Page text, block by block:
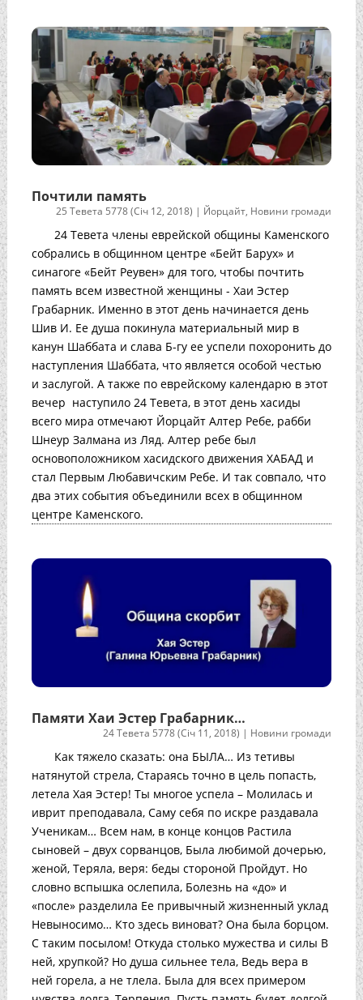
Почтили память
25 Тевета 5778 (Січ 12, 2018) | Йорцайт, Новини громади
24 Тевета члены еврейской общины Каменского
собрались в общинном центре «Бейт Барух» и
синагоге «Бейт Реувен» для того, чтобы почтить
память всем известной женщины - Хаи Эстер
Грабарник. Именно в этот день начинается день
Шив И. Ее душа покинула материальный мир в
канун Шаббата и слава Б-гу ее успели похоронить до
наступления Шаббата, что является особой честью
и заслугой. А также по еврейскому календарю в этот
вечер наступило 24 Тевета, в этот день хасиды
всего мира отмечают Йорцайт Алтер Ребе, рабби
Шнеур Залмана из Ляд. Алтер ребе был
основоположником хасидского движения ХАБАД и
стал Первым Любавичским Ребе. И так совпало, что
два этих события объединили всех в общинном
центре Каменского.
Памяти Хаи Эстер Грабарник…
24 Тевета 5778 (Січ 11, 2018) | Новини громади
Как тяжело сказать: она БЫЛА… Из тетивы
натянутой стрела, Стараясь точно в цель попасть,
летела Хая Эстер! Ты многое успела – Молилась и
иврит преподавала, Саму себя по искре раздавала
Ученикам… Всем нам, в конце концов Растила
сыновей – двух сорванцов, Была любимой дочерью,
женой, Теряла, веря: беды стороной Пройдут. Но
словно вспышка ослепила, Болезнь на «до» и
«после» разделила Ее привычный жизненный уклад
Невыносимо… Кто здесь виноват? Она была борцом.
С таким посылом! Откуда столько мужества и силы В
ней, хрупкой? Но душа сильнее тела, Ведь вера в
ней горела, а не тлела. Была для всех примером